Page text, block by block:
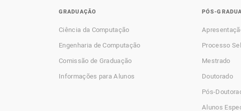
GRADUAÇÃO
Ciência da Computação
Engenharia de Computação
Comissão de Graduação
Informações para Alunos
PÓS-
Processo
Mestrado
Doutorado
Pós-
Alunos